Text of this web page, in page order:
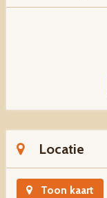
Locatie
Toon kaart